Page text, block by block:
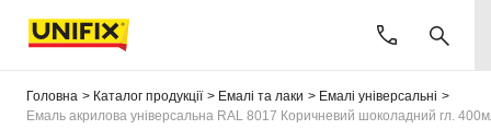
Головна Каталог продукції Емалі та лаки
Емалі універсальні
Емаль акрилова універсальна RAL 8017 Коричневий шоколадний гл.